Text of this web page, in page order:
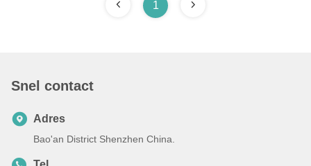
1
Snel contact
Adres
Bao'an District Shenzhen China.